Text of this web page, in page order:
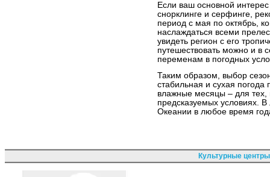
Если ваш основной
снорклинге и серфинге,
период с мая по октябрь,
наслаждаться всеми
увидеть регион с его
путешествовать можно и в
переменам в погодных
Таким образом, выбор
стабильная и сухая погода
влажные месяцы – для тех,
предсказуемых условиях.
Океании в любое время
Культурные